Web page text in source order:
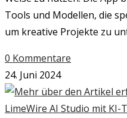
Tools und Modellen, die
um kreative Projekte zu
0 Kommentare
24. Juni 2024